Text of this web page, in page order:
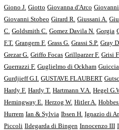
Giono J. Giotto Giovanna d'Arco
Giovanni Stobeo Girard R. Giussani A.
C. Goldsmith C. Gomez Davila N. Gorgia
F.T. Grangern F. Grass G. Grassi S.P. Gray
Grezar G. Griffo Focas Grillparzer F. Grisi
Guerrazzi F. Guglielmo di Ockham
Gurdjieff G.I. GUSTAVE FLAUBERT
Hardy F. Hardy T. Hartmann V.A. Hegel
Hemingway E. Herzog W. Hitler A.
Hurrem Ian & Sylvia Ibsen H. Ignazio di
Piccoli Ildegarda di Bingen Innocenzo III